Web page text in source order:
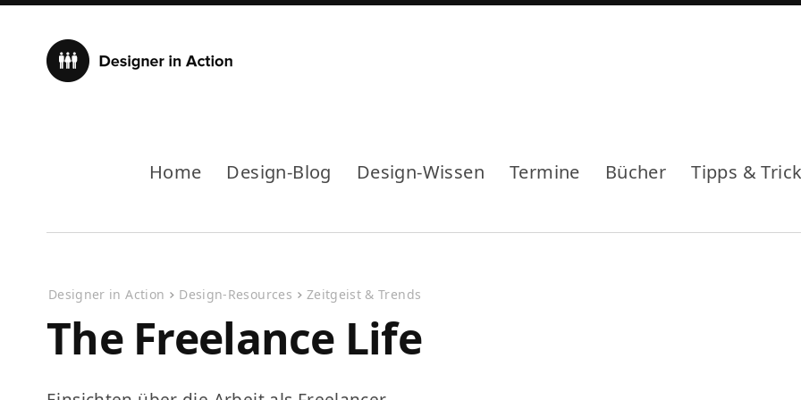
Home Design-Blog Design-Wissen Termine Bücher Tipps &
Designer in Action Design-Resources Zeitgeist & Trends
The Freelance Life